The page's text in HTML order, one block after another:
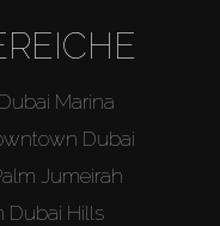
Marina
Dubai
Jumeirah
Dubai Hills